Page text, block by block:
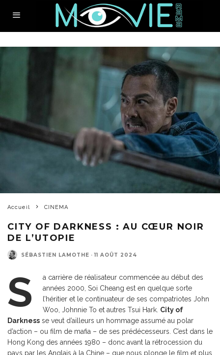
Accueil CINEMA
CITY OF DARKNESS : AU CŒUR NOIR
DE L’UTOPIE
SÉBASTIEN LAMOTHE · 11 AOÛT 2024
S
a carrière de réalisateur commencée au début des
années 2000, Soi Cheang est en quelque sorte
l’héritier et le continuateur de ses compatriotes John
Woo, Johnnie To et autres Tsui Hark. City of
Darkness se veut d’ailleurs un hommage assumé au polar
d’action – ou film de mafia – de ses prédécesseurs. C’est dans le
Hong Kong des années 1980 – donc avant la rétrocession du
pays par les Anglais à la Chine – que nous plonge le film et plus